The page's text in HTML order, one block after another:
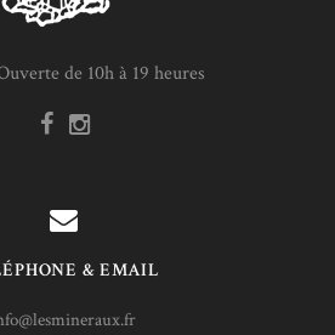
de 10h à 19 heures
& EMAIL